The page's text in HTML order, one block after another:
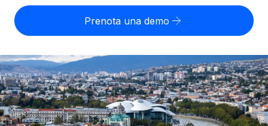
Contractor Management
SERVICES
Chiedi a un esperto
Affidati agli esperti per la gestione HR e la
compliance globale
Confronta Remote
Scopri come ci confrontiamo con gli altri
DIVENTA NOSTRO PARTNER
Partner tecnologici strategici
Integra l'HR globale nella tua piattaforma in modo
flessibile
English
Nederlands
Français
Deutsch
Login
Prenota una demo